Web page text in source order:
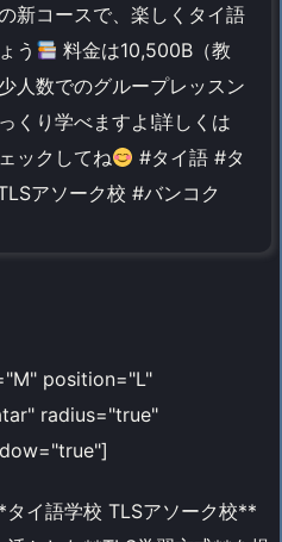
の新コースで、楽しくタイ語
う
料金は10,500B（教
人数でのグループレッスン
くり学べますよ!詳しくは
ックしてね
#タイ語 #タ
アソーク校 #バンコク
position="L"
radius="true"
イ語学校 TLSアソーク校**